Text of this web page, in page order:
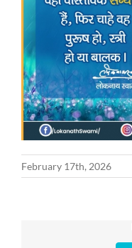
February 17th, 2026